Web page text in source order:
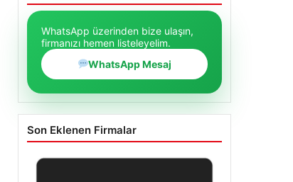
WhatsApp üzerinden bize ulaşın,
firmanızı hemen listeleyelim.
WhatsApp Mesaj
Son Eklenen Firmalar